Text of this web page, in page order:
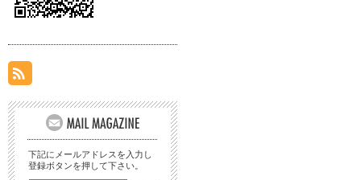
下記にメールアドレスを入力し
登録ボタンを押して下さい。